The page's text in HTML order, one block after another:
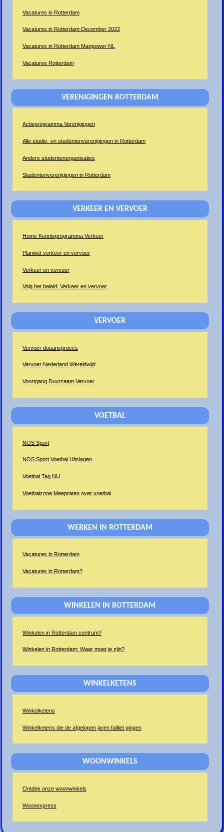
Vacatures in Rotterdam
Vacatures in Rotterdam December 2022
Vacatures in Rotterdam Manpower NL
Vacatures Rotterdam
VERENIGINGEN ROTTERDAM
Actieprogramma Verenigingen
Alle studie- en studentenverenigingen in Rotterdam
Andere studentenorganisaties
Studentenverenigingen in Rotterdam
VERKEER EN VERVOER
Home Kennisprogramma Verkeer
Planwet verkeer en vervoer
Verkeer en vervoer
Volg het beleid: Verkeer en vervoer
VERVOER
Vervoer douaneproces
Vervoer Nederland Wereldwijd
Voortgang Duurzaam Vervoer
VOETBAL
NOS Sport
NOS Sport Voetbal Uitslagen
Voetbal Tag NU
Voetbalzone Meepraten over voetbal.
WERKEN IN ROTTERDAM
Vacatures in Rotterdam
Vacatures in Rotterdam?
WINKELEN IN ROTTERDAM
Winkelen in Rotterdam centrum?
Winkelen in Rotterdam: Waar moet je zijn?
WINKELKETENS
Winkelketens
Winkelketens die de afgelopen jaren failliet gingen
WOONWINKELS
Ontdek onze woonwinkels
Woonexpress